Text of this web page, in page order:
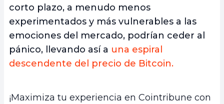
corto plazo, a menudo menos
experimentados y más vulnerables a las
emociones del mercado, podrían ceder al
pánico, llevando así a una espiral
descendente del precio de Bitcoin.
¡Maximiza tu experiencia en Cointribune con